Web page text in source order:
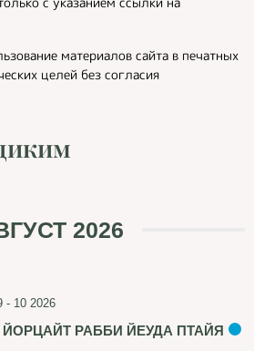
материалов сайта в печатных
целей без согласия
2026
- 10 2026
ЙОРЦАЙТ РАББИ ЙЕУДА ПТАЙЯ